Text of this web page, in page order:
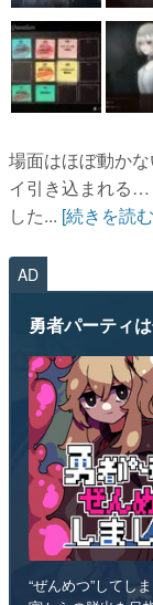
場面はほぼ動か
イ引き込まれる…
した... [続きを読
AD
勇者パーティ
“ぜんめつ”してし